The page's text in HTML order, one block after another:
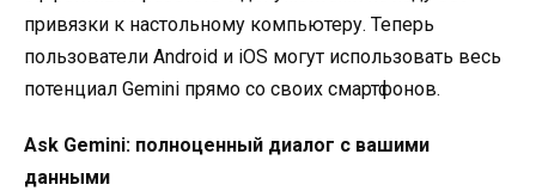
привязки к настольному компьютеру. Теперь
пользователи Android и iOS могут использовать весь
потенциал Gemini прямо со своих смартфонов.
Ask Gemini: полноценный диалог с вашими
данными